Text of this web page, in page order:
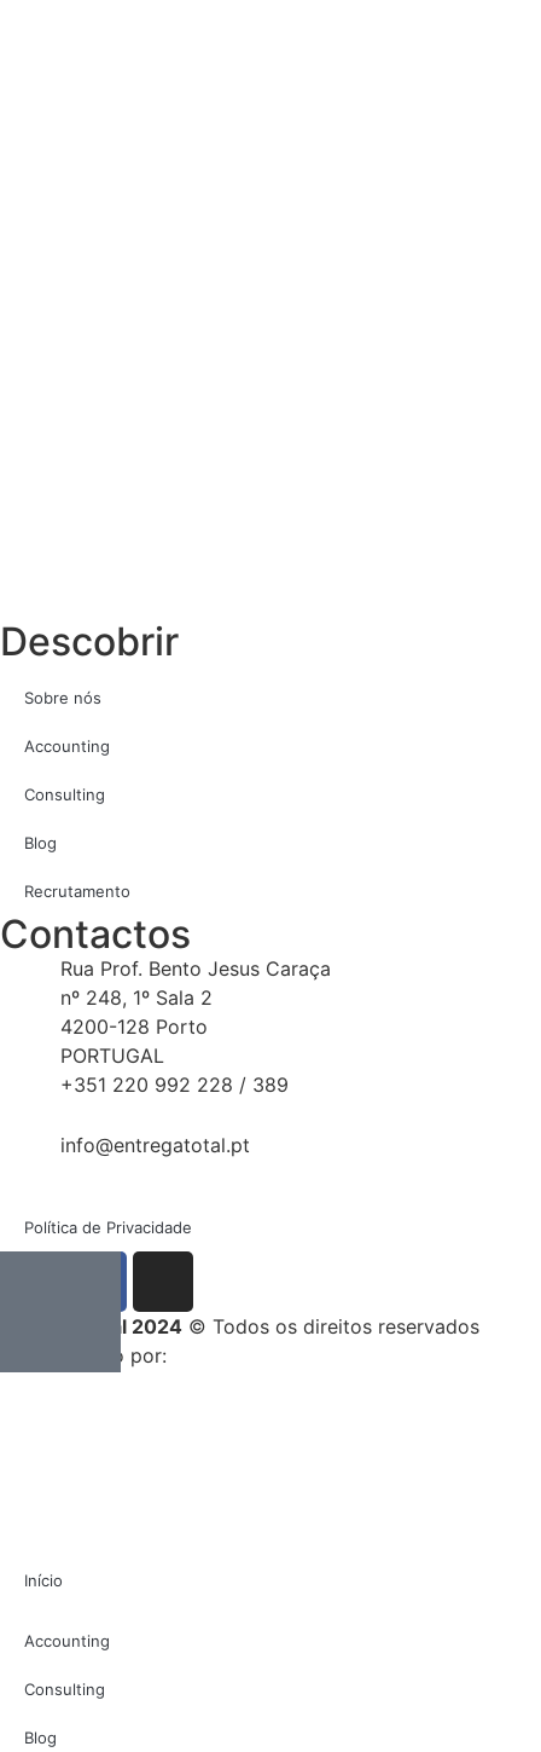
Descobrir
Sobre nós
Accounting
Consulting
Blog
Recrutamento
Contactos
Rua Prof. Bento Jesus Caraça
nº 248, 1º Sala 2
4200-128 Porto
PORTUGAL
+351 220 992 228 / 389
info@entregatotal.pt
Política de Privacidade
Entrega Total 2024 © Todos os direitos reservados
Desenvolvido por:
Início
Accounting
Consulting
Blog